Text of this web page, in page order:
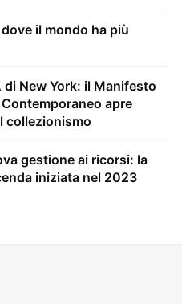
il mondo ha più
New York: il Manifesto
apre
collezionismo
gestione ai ricorsi: la
iniziata nel 2023